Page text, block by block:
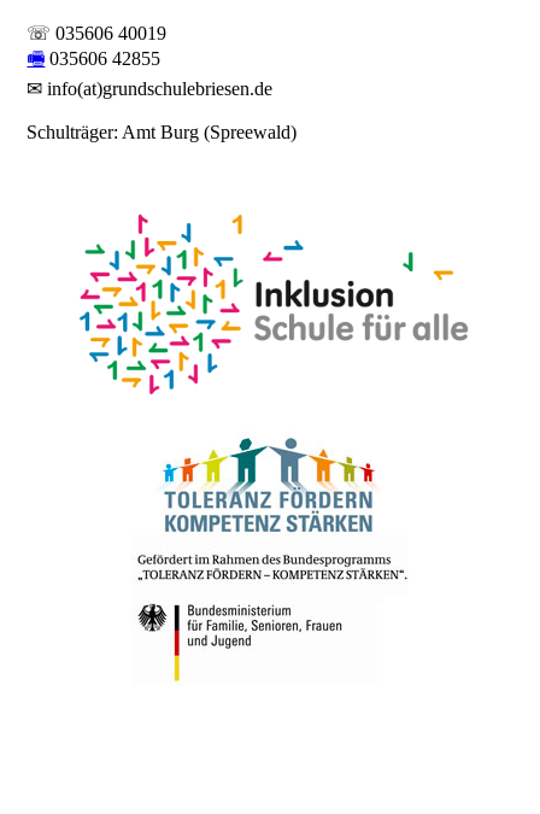
☏ 035606 40019
🖷 035606 42855
✉ info(at)grundschulebriesen.de
Schulträger: Amt Burg (Spreewald)